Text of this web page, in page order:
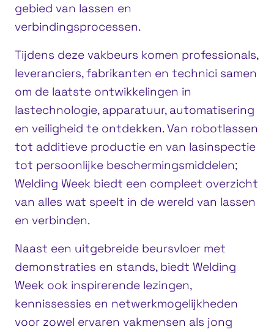
gebied van lassen en
verbindingsprocessen.
Tijdens deze vakbeurs komen professionals,
leveranciers, fabrikanten en technici samen
om de laatste ontwikkelingen in
lastechnologie, apparatuur, automatisering
en veiligheid te ontdekken. Van robotlassen
tot additieve productie en van lasinspectie
tot persoonlijke beschermingsmiddelen;
Welding Week biedt een compleet overzicht
van alles wat speelt in de wereld van lassen
en verbinden.
Naast een uitgebreide beursvloer met
demonstraties en stands, biedt Welding
Week ook inspirerende lezingen,
kennissessies en netwerkmogelijkheden
voor zowel ervaren vakmensen als jong